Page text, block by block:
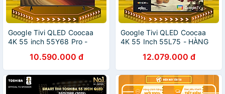
Google Tivi QLED Coocaa
4K 55 inch 55Y68 Pro -
GIAO HCM10.590.000 đ
Google Tivi QLED Coocaa
4K 55 Inch 55L75 - HÀNG
12.079.000 đ